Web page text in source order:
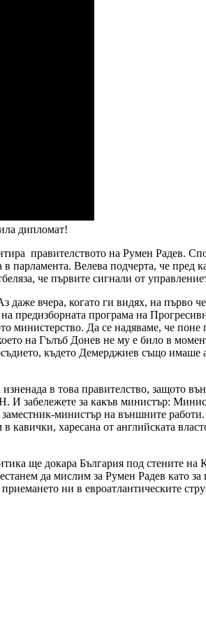
дипломат!
правителството на Румен Радев.
Велева подчерта, че пред
че първите сигнали от
вчера, когато ги видях, на първо
предизборната програма на
министерство. Да се надяваме, че
на Гълъб Донев не му е било в
където Демерджиев също имаше
в това правителство, защото
И забележете за какъв министър:
министър на външните
кавички, харесана от английската
ще докара България под стените
да мислим за Румен Радев като
ни в евроатлантическите